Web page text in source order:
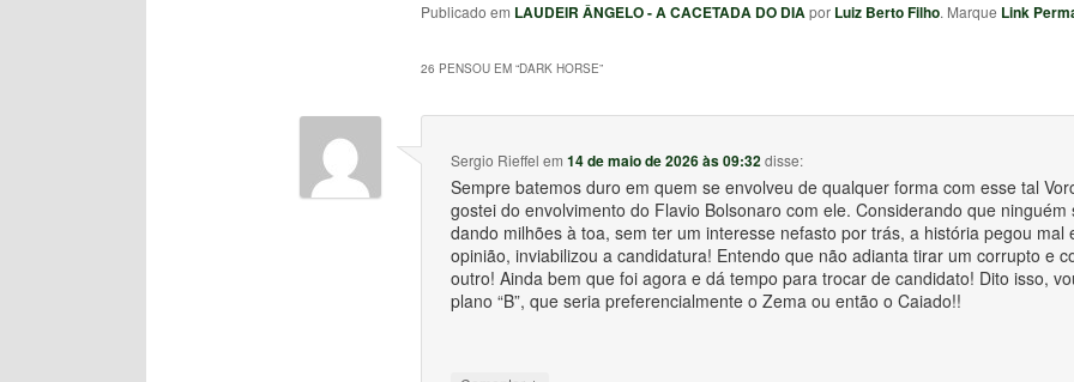
Publicado em LAUDEIR ÂNGELO - A CACETADA DO DIApor Luiz Berto Filho. Marque Link
26 PENSOU EM “DARK HORSE”
Sergio Rieffel em14 de maio de 2026 às 09:32disse:
Sempre batemos duro em quem se envolveu de qualquer forma com esse tal
gostei do envolvimento do Flavio Bolsonaro com ele. Considerando que ninguém
dando milhões à toa, sem ter um interesse nefasto por trás, a história pegou mal
opinião, inviabilizou a candidatura! Entendo que não adianta tirar um corrupto e
outro! Ainda bem que foi agora e dá tempo para trocar de candidato! Dito isso,
plano “B”, que seria preferencialmente o Zema ou então o Caiado!!